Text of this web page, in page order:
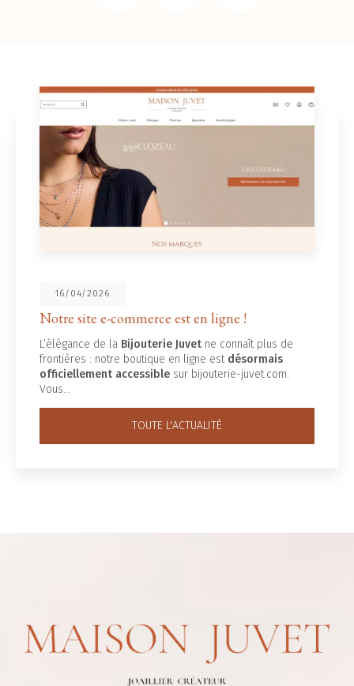
16/04/2026
Notre site e-commerce est en ligne !
L’élégance de la Bijouterie Juvetne connaît plus de
frontières : notre boutique en ligne estdésormais
officiellement accessiblesur bijouterie-juvet.com.
Vous…
TOUTE L'ACTUALITÉ